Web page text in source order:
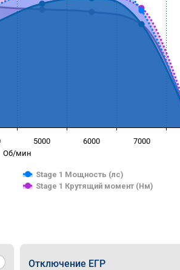
Об/мин
Stage 1 Мощность (лс)
Stage 1 Крутящий момент (Нм)
5000 6000 7000
Отключение ЕГР